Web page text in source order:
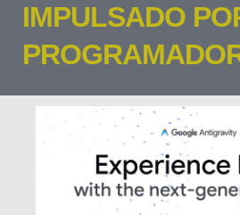
IMPULSADO